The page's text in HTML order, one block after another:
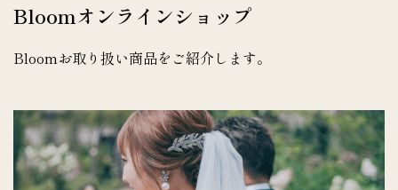
Bloomオンラインショップ
Bloomお取り扱い商品をご紹介します。